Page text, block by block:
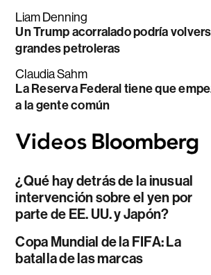
Liam Denning
Un Trump acorralado podría
grandes petroleras
Claudia Sahm
La Reserva Federal tiene que
a la gente común
¿Qué hay detrás de la inusual
intervención sobre el yen por
parte de EE. UU. y Japón?
Copa Mundial de la FIFA: La
batalla de las marcas